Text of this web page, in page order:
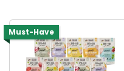
Must-Have